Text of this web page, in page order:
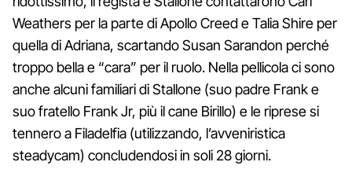
Weathers per la parte di Apollo Creed e Talia Shire per
quella di Adriana, scartando Susan Sarandon perché
troppo bella e “cara” per il ruolo. Nella pellicola ci sono
anche alcuni familiari di Stallone (suo padre Frank e
suo fratello Frank Jr, più il cane Birillo) e le riprese si
tennero a Filadelfia (utilizzando, l’avveniristica
steadycam) concludendosi in soli 28 giorni.